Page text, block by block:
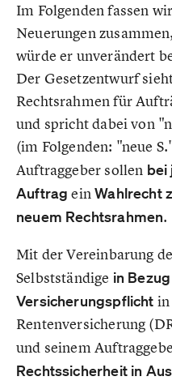
Im Folgenden fassen
Neuerungen
würde er unverändert
Der Gesetzentwurf
Rechtsrahmen für
und spricht dabei von
(im Folgenden: "neue
Auftraggeber sollen bei
Auftrag einWahlrecht
neuem Rechtsrahmen.
Mit der Vereinbarung
Selbstständige in
Versicherungspflicht in
Rentenversicherung
und seinem
Rechtssicherheit in